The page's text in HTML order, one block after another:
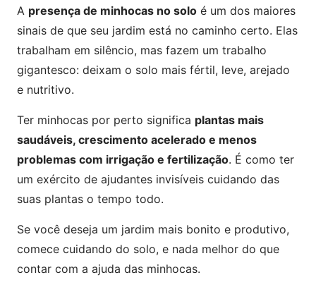
A presença de minhocas no solo é um dos maiores
sinais de que seu jardim está no caminho certo. Elas
trabalham em silêncio, mas fazem um trabalho
gigantesco: deixam o solo mais fértil, leve, arejado
e nutritivo.
Ter minhocas por perto significa plantas mais
saudáveis, crescimento acelerado e menos
problemas com irrigação e fertilização. É como ter
um exército de ajudantes invisíveis cuidando das
suas plantas o tempo todo.
Se você deseja um jardim mais bonito e produtivo,
comece cuidando do solo, e nada melhor do que
contar com a ajuda das minhocas.